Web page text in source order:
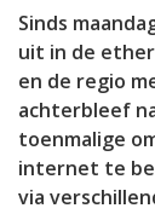
Sinds
uit in de
en de regio
achterbleef
toenmalige
internet te
via